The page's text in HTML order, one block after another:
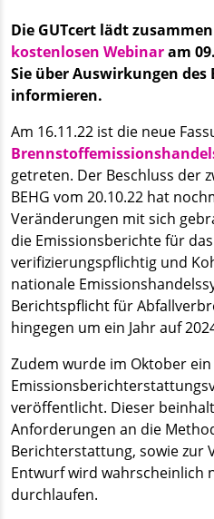
Die GUTcert lädt
kostenlosen Webinaram
Sie über Auswirkungen
informieren.
Am 16.11.22 ist die neue
getreten. Der Beschluss der
BEHG vom 20.10.22 hat
Veränderungen mit sich
die Emissionsberichte für
verifizierungspflichtig und
nationale
Berichtspflicht für
hingegen um ein Jahr auf
Zudem wurde im Oktober
veröffentlicht. Dieser
Anforderungen an die
Berichterstattung, sowie zur
Entwurf wird wahrscheinlich
durchlaufen.